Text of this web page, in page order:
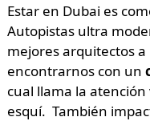
Estar en Dubai es
Autopistas ultra
mejores arquitectos
encontrarnos con un
cual llama la
esquí. También